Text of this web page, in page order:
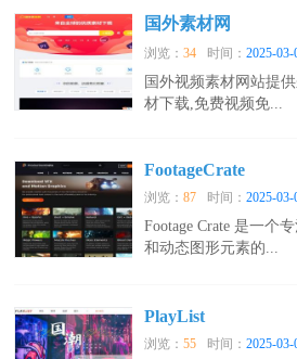
国外素材网
浏览：34 时间：2025-03-
国外视频素材网站提
材下载,免费视频免...
FootageCrate
浏览：87 时间：2025-03-
Footage Crate 是一个
和动态图形元素的...
PlayList
浏览：55 时间：2025-03-